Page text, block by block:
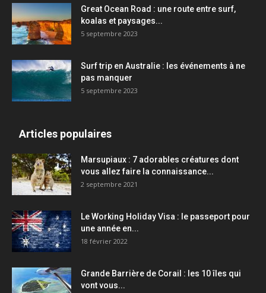
Great Ocean Road : une route entre surf,
koalas et paysages...
5 septembre 2023
Surf trip en Australie : les événements à ne
pas manquer
5 septembre 2023
Articles populaires
Marsupiaux : 7 adorables créatures dont
vous allez faire la connaissance...
2 septembre 2021
Le Working Holiday Visa : le passeport pour
une année en...
18 février 2022
Grande Barrière de Corail : les 10 îles qui
vont vous...